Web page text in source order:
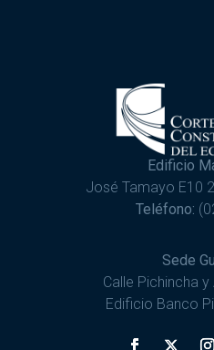
Edificio
José Tamayo E10
Teléfono:
Sede
Calle Pichincha
Edificio Banco